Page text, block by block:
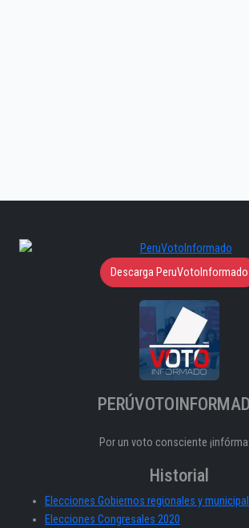
Descarga PeruVotoInformado
Por un voto consciente
Historial
Elecciones Gobiernos regionales y
Elecciones Congresales 2020